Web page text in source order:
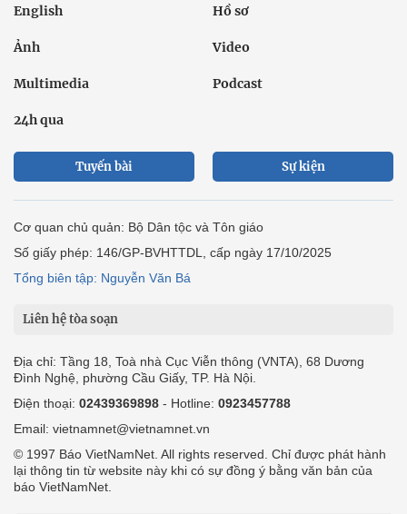
English Hồ sơ
Ảnh Video
Multimedia Podcast
24h qua
Tuyến bài Sự kiện
Cơ quan chủ quản: Bộ Dân tộc và Tôn giáo
Số giấy phép: 146/GP-BVHTTDL, cấp ngày 17/10/2025
Tổng biên tập: Nguyễn Văn Bá
Liên hệ tòa soạn
Địa chỉ: Tầng 18, Toà nhà Cục Viễn thông (VNTA), 68 Dương
Đình Nghệ, phường Cầu Giấy, TP. Hà Nội.
Điện thoại: 02439369898 - Hotline: 0923457788
Email: vietnamnet@vietnamnet.vn
© 1997 Báo VietNamNet. All rights reserved. Chỉ được phát hành
lại thông tin từ website này khi có sự đồng ý bằng văn bản của
báo VietNamNet.